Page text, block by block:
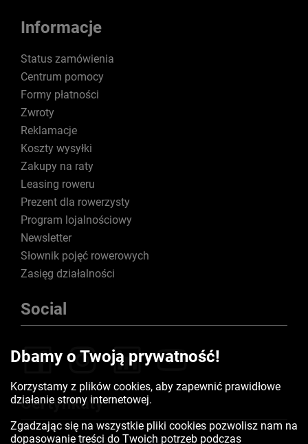
Informacje
Status zamówienia
Centrum pomocy
Formy płatności
Zwroty
Reklamacje
Koszty wysyłki
Zakupy na raty
Leasing roweru
Prezent dla rowerzysty
Program lojalnościowy
Newsletter
Słownik pojęć rowerowych
Zasięg działalności
Social
Certyfikaty
Dbamy o Twoją prywatność!
Korzystamy z plików cookies, aby zapewnić prawidłowe
działanie strony internetowej.
Zgadzając się na wszystkie pliki cookies pozwolisz nam na
dopasowanie treści do Twoich potrzeb podczas